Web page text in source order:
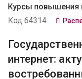
Курсы повышения
Код 64314
интернет: